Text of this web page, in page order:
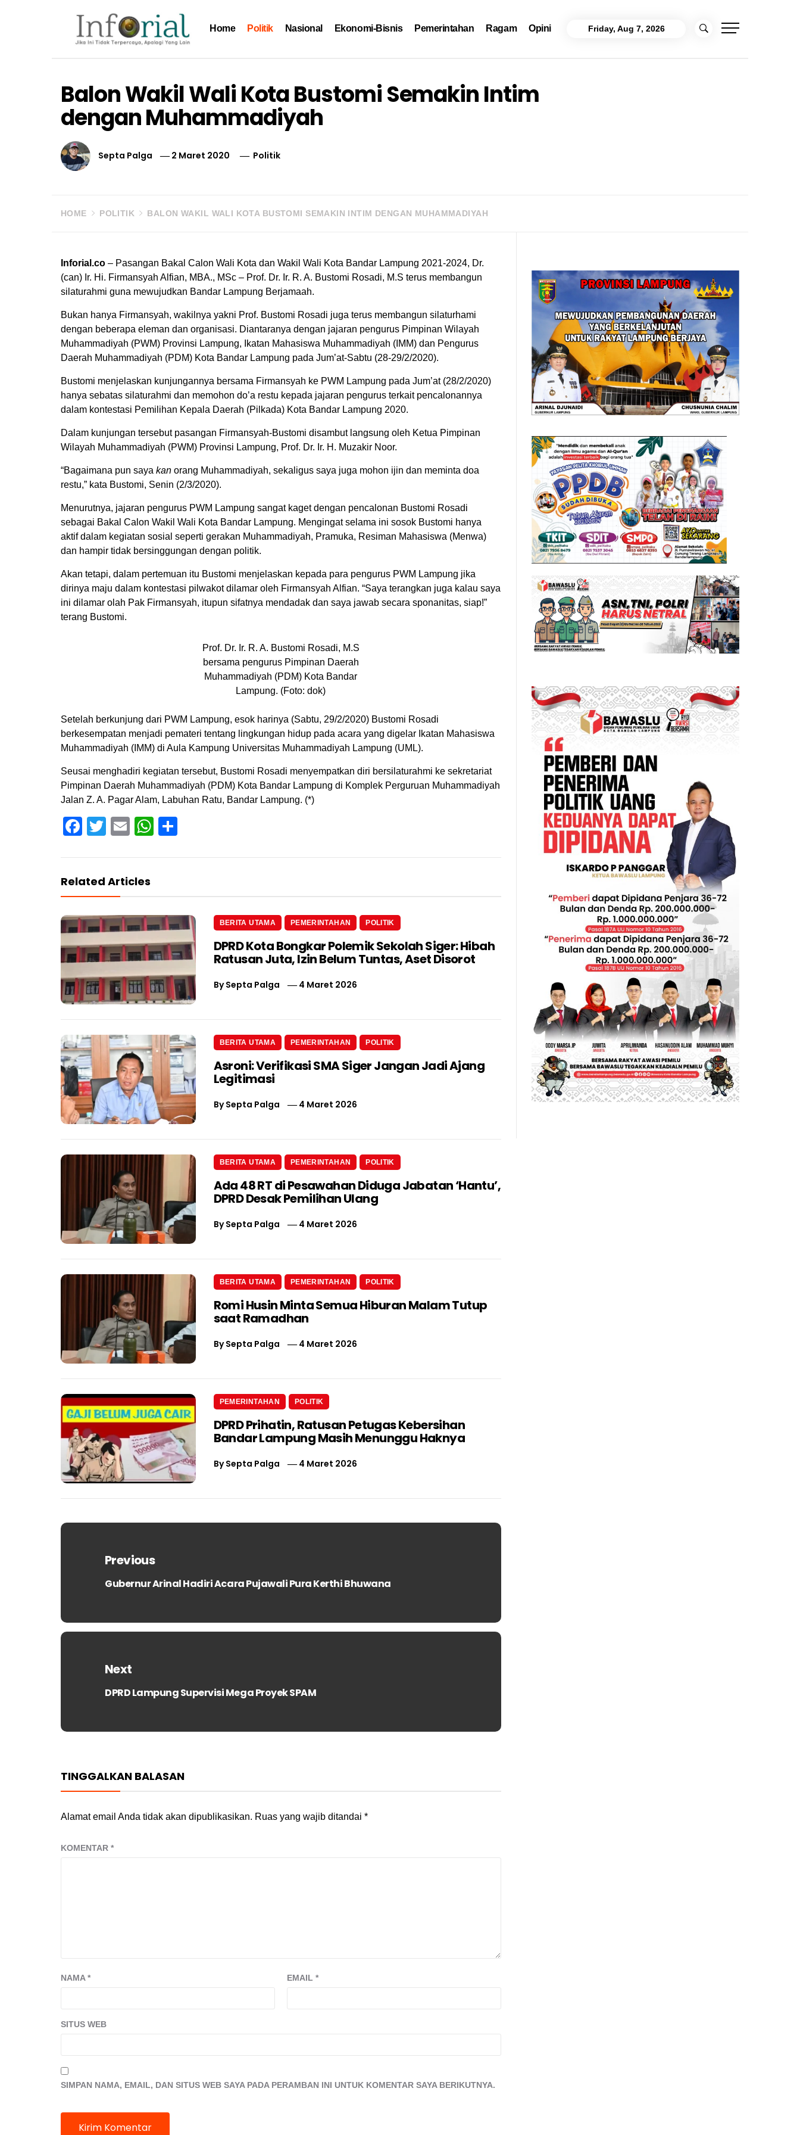
content
Home Politik Nasional Ekonomi-Bisnis Pemerintahan Ragam Opini Friday, Aug 7, 2026
Balon Wakil Wali Kota Bustomi Semakin Intim
dengan Muhammadiyah
Septa Palga 2 Maret 2020 Politik
HOME POLITIK BALON WAKIL WALI KOTA BUSTOMI SEMAKIN INTIM DENGAN MUHAMMADIYAH
Inforial.co – Pasangan Bakal Calon Wali Kota dan Wakil Wali Kota Bandar Lampung 2021-2024, Dr.
(can) Ir. Hi. Firmansyah Alfian, MBA., MSc – Prof. Dr. Ir. R. A. Bustomi Rosadi, M.S terus membangun
silaturahmi guna mewujudkan Bandar Lampung Berjamaah.
Bukan hanya Firmansyah, wakilnya yakni Prof. Bustomi Rosadi juga terus membangun silaturhami
dengan beberapa eleman dan organisasi. Diantaranya dengan jajaran pengurus Pimpinan Wilayah
Muhammadiyah (PWM) Provinsi Lampung, Ikatan Mahasiswa Muhammadiyah (IMM) dan Pengurus
Daerah Muhammadiyah (PDM) Kota Bandar Lampung pada Jum’at-Sabtu (28-29/2/2020).
Bustomi menjelaskan kunjungannya bersama Firmansyah ke PWM Lampung pada Jum’at (28/2/2020)
hanya sebatas silaturahmi dan memohon do’a restu kepada jajaran pengurus terkait pencalonannya
dalam kontestasi Pemilihan Kepala Daerah (Pilkada) Kota Bandar Lampung 2020.
Dalam kunjungan tersebut pasangan Firmansyah-Bustomi disambut langsung oleh Ketua Pimpinan
Wilayah Muhammadiyah (PWM) Provinsi Lampung, Prof. Dr. Ir. H. Muzakir Noor.
“Bagaimana pun saya kan orang Muhammadiyah, sekaligus saya juga mohon ijin dan meminta doa
restu,” kata Bustomi, Senin (2/3/2020).
Menurutnya, jajaran pengurus PWM Lampung sangat kaget dengan pencalonan Bustomi Rosadi
sebagai Bakal Calon Wakil Wali Kota Bandar Lampung. Mengingat selama ini sosok Bustomi hanya
aktif dalam kegiatan sosial seperti gerakan Muhammadiyah, Pramuka, Resiman Mahasiswa (Menwa)
dan hampir tidak bersinggungan dengan politik.
Akan tetapi, dalam pertemuan itu Bustomi menjelaskan kepada para pengurus PWM Lampung jika
dirinya maju dalam kontestasi pilwakot dilamar oleh Firmansyah Alfian. “Saya terangkan juga kalau saya
ini dilamar olah Pak Firmansyah, itupun sifatnya mendadak dan saya jawab secara sponanitas, siap!”
terang Bustomi.
Prof. Dr. Ir. R. A. Bustomi Rosadi, M.S
bersama pengurus Pimpinan Daerah
Muhammadiyah (PDM) Kota Bandar
Lampung. (Foto: dok)
Setelah berkunjung dari PWM Lampung, esok harinya (Sabtu, 29/2/2020) Bustomi Rosadi
berkesempatan menjadi pemateri tentang lingkungan hidup pada acara yang digelar Ikatan Mahasiswa
Muhammadiyah (IMM) di Aula Kampung Universitas Muhammadiyah Lampung (UML).
Seusai menghadiri kegiatan tersebut, Bustomi Rosadi menyempatkan diri bersilaturahmi ke sekretariat
Pimpinan Daerah Muhammadiyah (PDM) Kota Bandar Lampung di Komplek Perguruan Muhammadiyah
Jalan Z. A. Pagar Alam, Labuhan Ratu, Bandar Lampung. (*)
Facebook
TwitterEmailWhatsApp
Related Articles
BERITA UTAMA PEMERINTAHAN POLITIK
DPRD Kota Bongkar Polemik Sekolah Siger: Hibah
Ratusan Juta, Izin Belum Tuntas, Aset Disorot
BySepta Palga 4 Maret 2026
BERITA UTAMA PEMERINTAHAN POLITIK
Asroni: Verifikasi SMA Siger Jangan Jadi Ajang
Legitimasi
BySepta Palga 4 Maret 2026
BERITA UTAMA PEMERINTAHAN POLITIK
Ada 48 RT di Pesawahan Diduga Jabatan ‘Hantu’,
DPRD Desak Pemilihan Ulang
BySepta Palga 4 Maret 2026
BERITA UTAMA PEMERINTAHAN POLITIK
Romi Husin Minta Semua Hiburan Malam Tutup
saat Ramadhan
BySepta Palga 4 Maret 2026
PEMERINTAHAN POLITIK
DPRD Prihatin, Ratusan Petugas Kebersihan
Bandar Lampung Masih Menunggu Haknya
BySepta Palga 4 Maret 2026
Navigasi
Previous
Previous
Gubernur Arinal Hadiri Acara Pujawali Pura Kerthi Bhuwana
Next
Next
DPRD Lampung Supervisi Mega Proyek SPAM
TINGGALKAN BALASAN
Alamat email Anda tidak akan dipublikasikan. Ruas yang wajib ditandai *
KOMENTAR *
NAMA* EMAIL *
SITUS WEB
SIMPAN NAMA, EMAIL, DAN SITUS WEB SAYA PADA PERAMBAN INI UNTUK KOMENTAR SAYA BERIKUTNYA.